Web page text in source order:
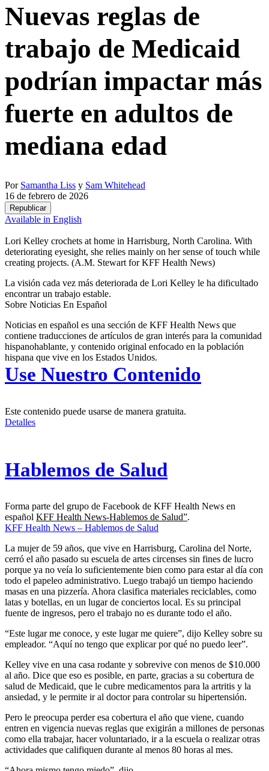
Nuevas reglas de
trabajo de Medicaid
podrían impactar más
fuerte en adultos de
mediana edad
Por Samantha Liss y Sam Whitehead
16 de febrero de 2026
Republicar
Available in English
Lori Kelley crochets at home in Harrisburg, North Carolina. With
deteriorating eyesight, she relies mainly on her sense of touch while
creating projects. (A.M. Stewart for KFF Health News)
La visión cada vez más deteriorada de Lori Kelley le ha dificultado
encontrar un trabajo estable.
Sobre Noticias En Español
Noticias en español es una sección de KFF Health News que
contiene traducciones de artículos de gran interés para la comunidad
hispanohablante, y contenido original enfocado en la población
hispana que vive en los Estados Unidos.
Use Nuestro Contenido
Este contenido puede usarse de manera gratuita.
Detalles
Hablemos de Salud
Forma parte del grupo de Facebook de KFF Health News en
español KFF Health News-Hablemos de Salud”.
KFF Health News – Hablemos de Salud
La mujer de 59 años, que vive en Harrisburg, Carolina del Norte,
cerró el año pasado su escuela de artes circenses sin fines de lucro
porque ya no veía lo suficientemente bien como para estar al día con
todo el papeleo administrativo. Luego trabajó un tiempo haciendo
masas en una pizzería. Ahora clasifica materiales reciclables, como
latas y botellas, en un lugar de conciertos local. Es su principal
fuente de ingresos, pero el trabajo no es durante todo el año.
“Este lugar me conoce, y este lugar me quiere”, dijo Kelley sobre su
empleador. “Aquí no tengo que explicar por qué no puedo leer”.
Kelley vive en una casa rodante y sobrevive con menos de $10.000
al año. Dice que eso es posible, en parte, gracias a su cobertura de
salud de Medicaid, que le cubre medicamentos para la artritis y la
ansiedad, y le permite ir al doctor para controlar su hipertensión.
Pero le preocupa perder esa cobertura el año que viene, cuando
entren en vigencia nuevas reglas que exigirán a millones de personas
como ella trabajar, hacer voluntariado, ir a la escuela o realizar otras
actividades que califiquen durante al menos 80 horas al mes.